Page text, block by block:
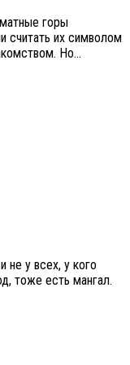
горы
считать их символом
Но...
не у всех, у кого
тоже есть мангал.